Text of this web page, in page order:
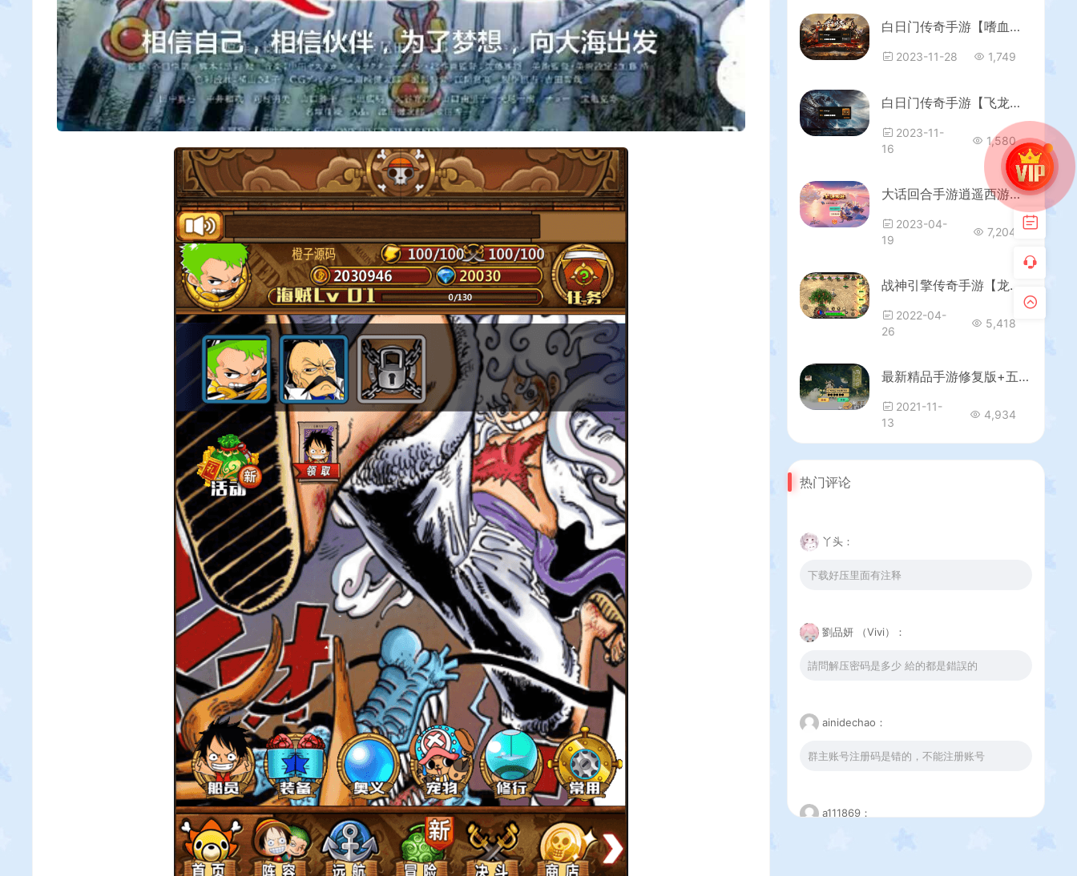
白日门传奇手游【嗜血传奇】最新整理Win一键即玩服务端+安卓+GM后台+详细搭建教程
2023-11-28 1,749
白日门传奇手游【飞龙传奇三职业明文版】最新整理Win系特色服务端+安卓+GM后台+详细搭建教程
2023-11-
16
1,580
大话回合手游逍遥西游之【百宝岁月西游】最新整理Linux手工服务端+安卓+GM后台+详细搭建教程
2023-04-
19
7,204
战神引擎传奇手游【龙武星魂之水域传奇】最新整理特色Win系服务端+安卓+GM授权后台+详细搭建教程
2022-04-
26
5,418
最新精品手游修复版+五行+八卦+变身卡修复+各种+双端+win一键端详细教程
2021-11-
13
4,934
热门评论
丫头：
下载好压里面有注释
劉品妍 （Vivi）：
請問解压密码是多少 給的都是錯誤的
ainidechao：
群主账号注册码是错的，不能注册账号
a111869：